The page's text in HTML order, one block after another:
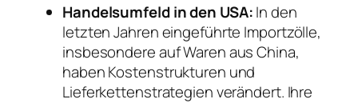
Handelsumfeld in den USA:In den
letzten Jahren eingeführte Importzölle,
insbesondere auf Waren aus China,
haben Kostenstrukturen und
Lieferkettenstrategien verändert. Ihre